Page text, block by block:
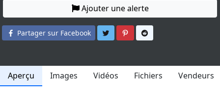
Ajouter une alerte
Partager sur Facebook Partager sur Twitter
Partager sur Pinterest
Aperçu Images Vidéos Fichiers Vendeurs